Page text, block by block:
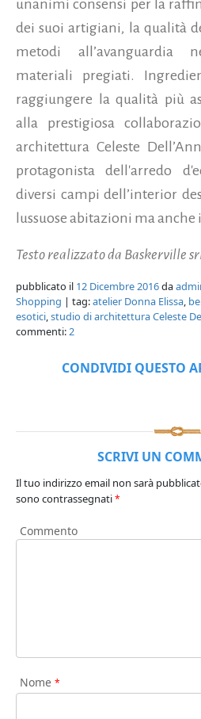
unanimi consensi per la
dei suoi artigiani, la qualità
metodi all’avanguardia
materiali pregiati.
raggiungere la qualità più
alla prestigiosa
architettura Celeste
protagonista dell'arredo
diversi campi dell’interior
lussuose abitazioni ma
Testo realizzato da Baskerville
pubblicato il 12 Dicembre 2016da
Shopping | tag:atelier Donna Elissa,
esotici,studio di architettura Celeste
commenti:2
CONDIVIDI QUESTO
SCRIVI UN
Il tuo indirizzo email non sarà
sono contrassegnati*
Commento
Nome *